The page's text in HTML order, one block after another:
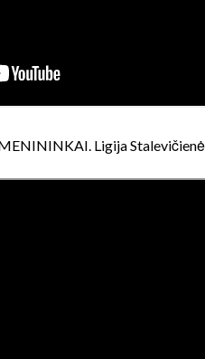
Ligija Stalevičienė